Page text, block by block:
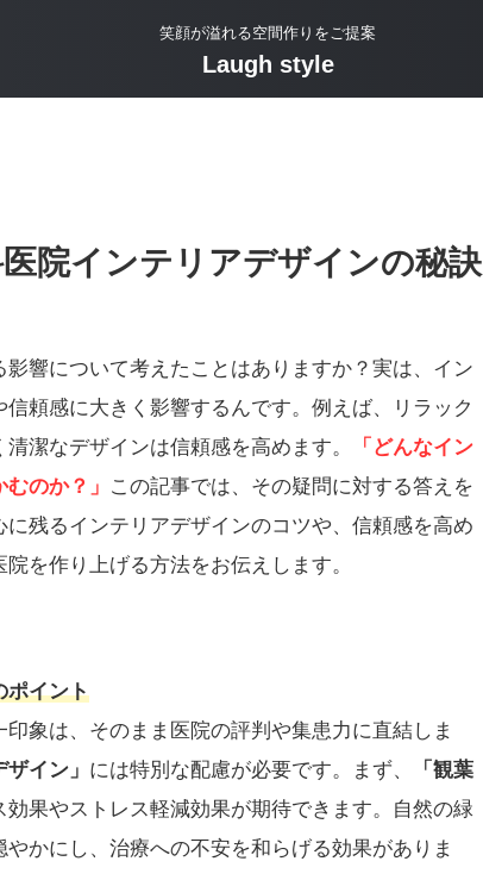
笑顔が溢れる空間作りをご提案
Laugh style
院インテリアデザインの秘訣
響について考えたことはありますか？実は、イン
頼感に大きく影響するんです。例えば、リラック
潔なデザインは信頼感を高めます。
「どんなイン
のか？」 この記事では、その疑問に対する答えを
残るインテリアデザインのコツや、信頼感を高め
を作り上げる方法をお伝えします。
ポイント
象は、そのまま医院の評判や集患力に直結しま
ザイン」 には特別な配慮が必要です。まず、
「観葉
果やストレス軽減効果が期待できます。自然の緑
かにし、治療への不安を和らげる効果がありま